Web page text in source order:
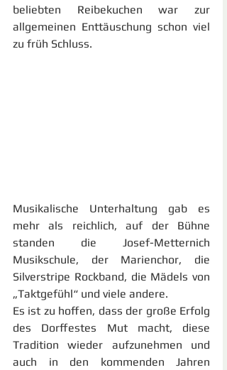
beliebten Reibekuchen war zur
allgemeinen Enttäuschung schon viel
zu früh Schluss.
Musikalische Unterhaltung gab es
mehr als reichlich, auf der Bühne
standen die Josef-Metternich
Musikschule, der Marienchor, die
Silverstripe Rockband, die Mädels von
„Taktgefühl“ und viele andere.
Es ist zu hoffen, dass der große Erfolg
des Dorffestes Mut macht, diese
Tradition wieder aufzunehmen und
auch in den kommenden Jahren